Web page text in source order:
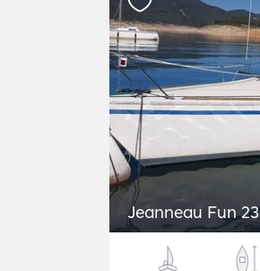
Jeanneau Fun 23